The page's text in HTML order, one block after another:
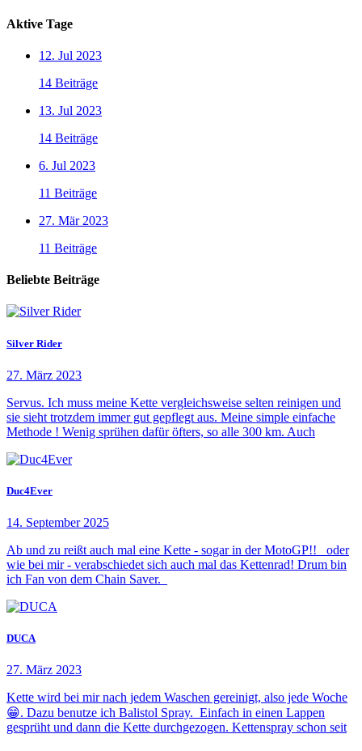
Aktive Tage
12. Jul 2023
14 Beiträge
13. Jul 2023
14 Beiträge
6. Jul 2023
11 Beiträge
27. Mär 2023
11 Beiträge
Beliebte Beiträge
Silver Rider
27. März 2023
Servus. Ich muss meine Kette vergleichsweise selten reinigen und
sie sieht trotzdem immer gut gepflegt aus. Meine simple einfache
Methode ! Wenig sprühen dafür öfters, so alle 300 km. Auch
Duc4Ever
14. September 2025
Ab und zu reißt auch mal eine Kette - sogar in der MotoGP!! oder
wie bei mir - verabschiedet sich auch mal das Kettenrad! Drum bin
ich Fan von dem Chain Saver.
DUCA
27. März 2023
Kette wird bei mir nach jedem Waschen gereinigt, also jede Woche
😁. Dazu benutze ich Balistol Spray. Einfach in einen Lappen
gesprüht und dann die Kette durchgezogen. Kettenspray schon seit